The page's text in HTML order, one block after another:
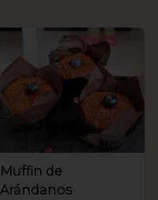
Muffin de
Arándanos